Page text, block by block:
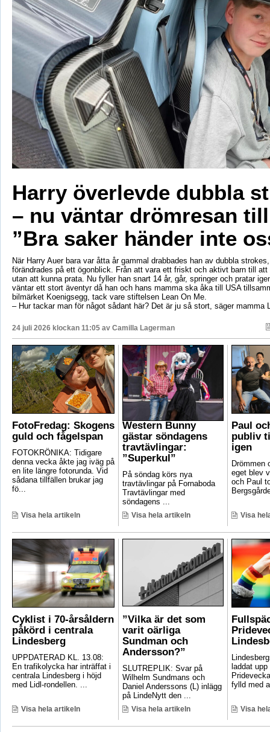
Harry överlevde dubbla
– nu väntar drömresan
”Bra saker händer inte
När Harry Auer bara var åtta år gammal drabbades han av dubbla
förändrades på ett ögonblick. Från att vara ett friskt och aktivt barn till
utan att kunna prata. Nu fyller han snart 14 år, går, springer och pratar
väntar ett stort äventyr då han och hans mamma ska åka till USA
bilmärket Koenigsegg, tack vare stiftelsen Lean On Me.
– Hur tackar man för något sådant här? Det är ju så stort, säger mamma
24 juli 2026 klockan 11:05 av Camilla Lagerman
FotoFredag: Skogens
guld och fågelspan
FOTOKRÖNIKA: Tidigare
denna vecka åkte jag iväg på
en lite längre fotorunda. Vid
sådana tillfällen brukar jag
fö...
Visa hela artikeln
Western Bunny
gästar söndagens
travtävlingar:
”Superkul”
På söndag körs nya
travtävlingar på Fornaboda
Travtävlingar med
söndagens ...
Visa hela artikeln
Paul
publiv
igen
Drömmen
eget blev
och Paul
Visa
Cyklist i 70-årsåldern
påkörd i centrala
Lindesberg
UPPDATERAD KL. 13.08:
En trafikolycka har inträffat i
centrala Lindesberg i höjd
med Lidl-rondellen. ...
Visa hela artikeln
”Vilka är det som
varit oärliga
Sundman och
Andersson?”
SLUTREPLIK: Svar på
Wilhelm Sundmans och
Daniel Anderssons (L) inlägg
på LindeNytt den ...
Visa hela artikeln
laddat
fylld med
Visa